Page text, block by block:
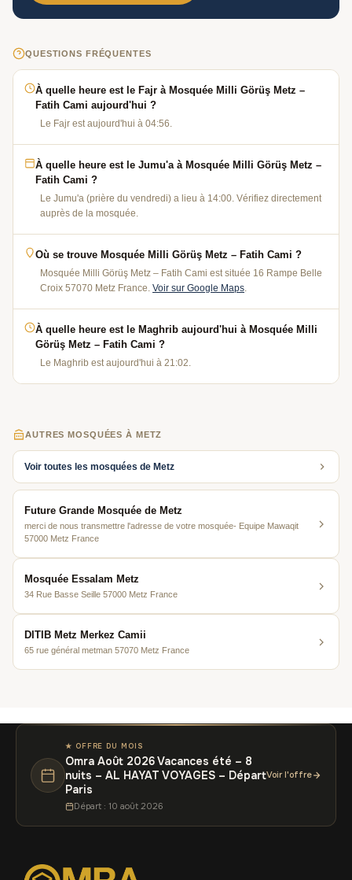
QUESTIONS FRÉQUENTES
À quelle heure est le Fajr à Mosquée Milli Görüş Metz –
Fatih Cami aujourd'hui ?
Le Fajr est aujourd'hui à 04:56.
À quelle heure est le Jumu'a à Mosquée Milli Görüş Metz –
Fatih Cami ?
Le Jumu'a (prière du vendredi) a lieu à 14:00. Vérifiez directement
auprès de la mosquée.
Où se trouve Mosquée Milli Görüş Metz – Fatih Cami ?
Mosquée Milli Görüş Metz – Fatih Cami est située 16 Rampe Belle
Croix 57070 Metz France. Voir sur Google Maps.
À quelle heure est le Maghrib aujourd'hui à Mosquée Milli
Görüş Metz – Fatih Cami ?
Le Maghrib est aujourd'hui à 21:02.
AUTRES MOSQUÉES À METZ
Voir toutes les mosquées de Metz
Future Grande Mosquée de Metz
merci de nous transmettre l'adresse de votre mosquée- Equipe Mawaqit
57000 Metz France
Mosquée Essalam Metz
34 Rue Basse Seille 57000 Metz France
DITIB Metz Merkez Camii
65 rue général metman 57070 Metz France
★ OFFRE DU MOIS
Omra Août 2026 Vacances été – 8
nuits – AL HAYAT VOYAGES – Départ
Paris
Départ : 10 août 2026
Voir l'offre